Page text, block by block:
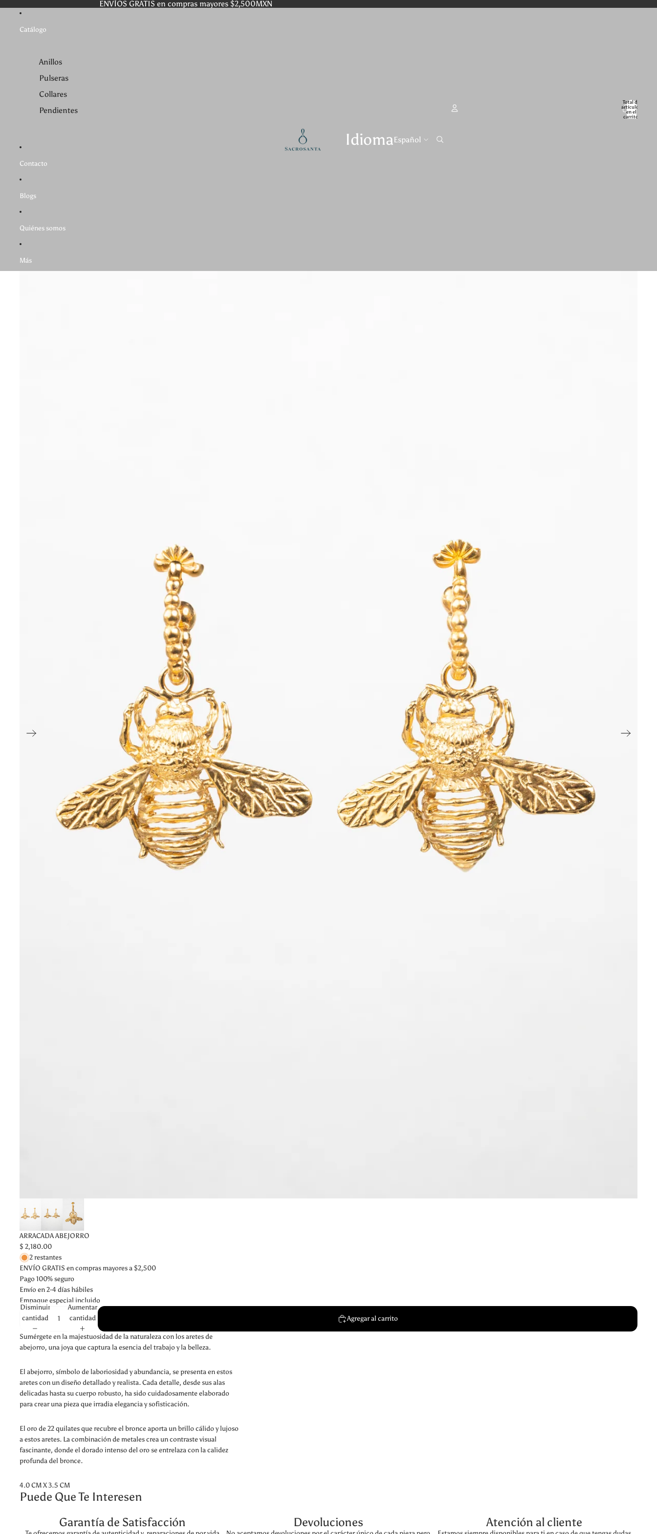
ENVÍOS GRATIS en compras mayores $2,500MXN
Catálogo
Anillos
Pulseras
Collares
Pendientes
Contacto
Blogs
Quiénes somos
Más
Idioma
Total de
artículos
en el
carrito:
ARRACADA ABEJORRO
$ 2,180.00
2 restantes
ENVÍO GRATIS en compras mayores a $2,500
Pago 100% seguro
Envío en 2-4 días hábiles
Empaque especial incluido
Disminuir
cantidad
Aumentar
cantidad
Agregar al carrito
Sumérgete en la majestuosidad de la naturaleza con los aretes de
abejorro, una joya que captura la esencia del trabajo y la belleza.
El abejorro, símbolo de laboriosidad y abundancia, se presenta en estos
aretes con un diseño detallado y realista. Cada detalle, desde sus alas
delicadas hasta su cuerpo robusto, ha sido cuidadosamente elaborado
para crear una pieza que irradia elegancia y sofisticación.
El oro de 22 quilates que recubre el bronce aporta un brillo cálido y lujoso
a estos aretes. La combinación de metales crea un contraste visual
fascinante, donde el dorado intenso del oro se entrelaza con la calidez
profunda del bronce.
4.0 CM X 3.5 CM
Puede Que Te Interesen
Garantía de Satisfacción
Devoluciones Atención al cliente